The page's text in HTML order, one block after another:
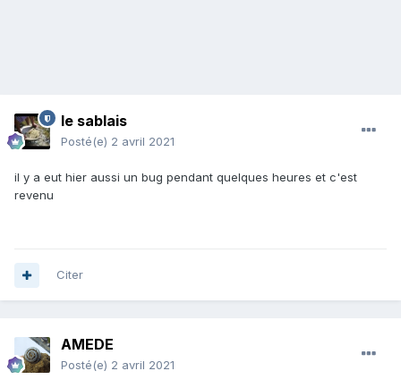
le sablais
Posté(e) 2 avril 2021
il y a eut hier aussi un bug pendant quelques heures et c'est
revenu
Citer
AMEDE
Posté(e) 2 avril 2021